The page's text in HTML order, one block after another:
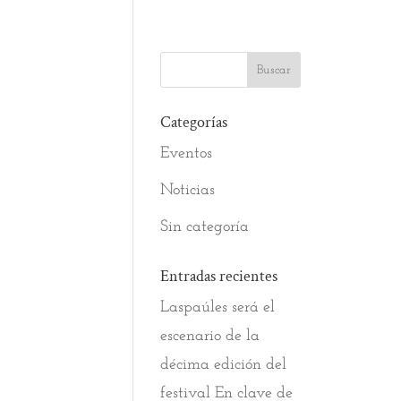
Categorías
Eventos
Noticias
Sin categoría
Entradas recientes
Laspaúles será el
escenario de la
décima edición del
festival En clave de